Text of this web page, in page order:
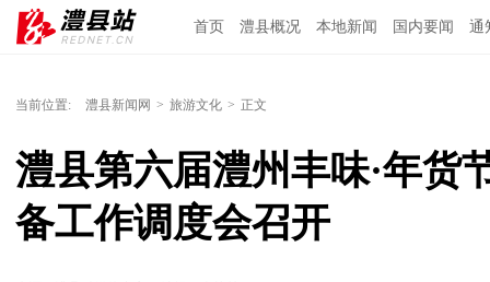
首页 澧县概况 本地新闻 国内要闻 通
当前位置: 澧县新闻网 > 旅游文化 > 正文
澧县第六届澧州丰味·年货
备工作调度会召开